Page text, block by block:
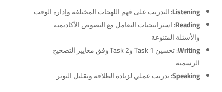
Listening: التدريب على فهم اللهجات المختلفة وإدارة الوقت
Reading: استراتيجيات التعامل مع النصوص الأكاديمية
والأسئلة المتنوعة
Writing
: تحسين Task 1 وTask 2 وفق معايير التصحيح
الرسمية
Speaking: تدريب عملي لزيادة الطلاقة وتقليل التوتر